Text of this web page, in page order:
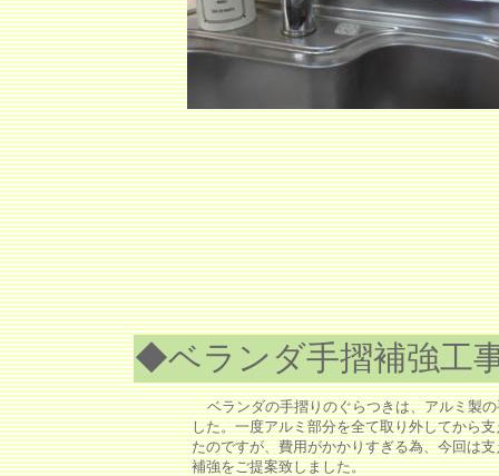
◆ベランダ手摺補強工
ベランダの手摺りのぐらつきは、アルミ製
した。一度アルミ部分を全て取り外してから
たのですが、費用がかかりすぎる為、今回は
補強をご提案致しました。